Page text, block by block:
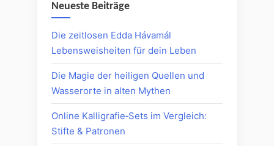
Neueste Beiträge
Die zeitlosen Edda Hávamál
Lebensweisheiten für dein Leben
Die Magie der heiligen Quellen und
Wasserorte in alten Mythen
Online Kalligrafie‑Sets im Vergleich:
Stifte & Patronen